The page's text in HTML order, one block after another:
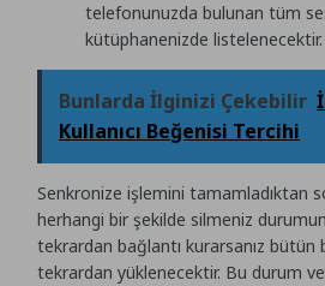
telefonunuzda bulunan tüm
kütüphanenizde listelenecektir.
Bunlarda İlginizi Çekebilir
Kullanıcı Beğenisi Tercihi
Senkronize işlemini tamamladıktan
herhangi bir şekilde silmeniz
tekrardan bağlantı kurarsanız bütün
tekrardan yüklenecektir. Bu durum